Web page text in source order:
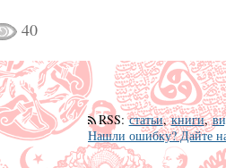
40
RSS:статьи,книги,
Нашли ошибку? Дайте